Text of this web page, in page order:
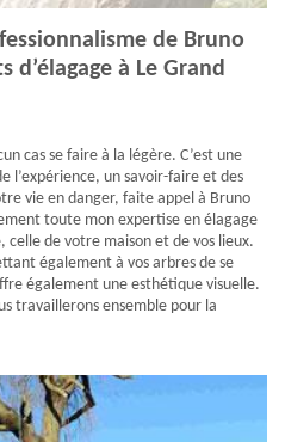
de Bruno
d’élagage à Le Grand
cas se faire à la légère. C’est une
l’expérience, un savoir-faire et des
vie en danger, faite appel à Bruno
toute mon expertise en élagage
de votre maison et de vos lieux.
également à vos arbres de se
également une esthétique visuelle.
travaillerons ensemble pour la